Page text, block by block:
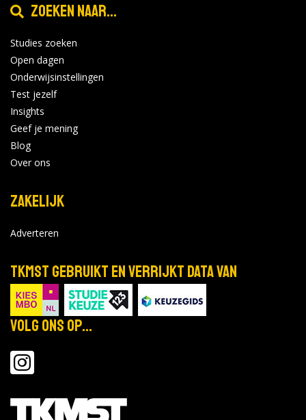
Zoeken naar...
Studies zoeken
Open dagen
Onderwijsinstellingen
Test jezelf
Insights
Geef je mening
Blog
Over ons
Zakelijk
Adverteren
TKMST gebruikt en verrijkt data van
Volg ons op...